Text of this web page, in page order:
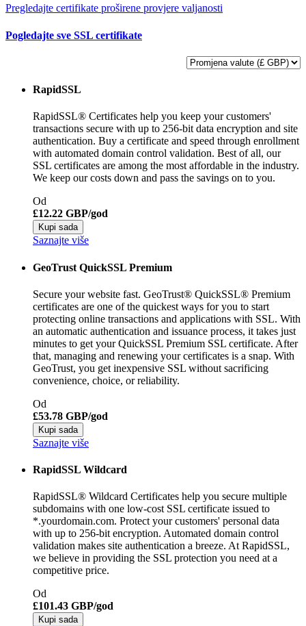
Pregledajte certifikate proširene provjere valjanosti
Pogledajte sve SSL certifikate
RapidSSL
RapidSSL® Certificates help you keep your customers'
transactions secure with up to 256-bit data encryption and site
authentication. Buy a certificate and speed through enrollment
with automated domain control validation. Best of all, our
SSL certificates are among the most affordable in the industry.
We keep our costs down and pass the savings on to you.
Od
£12.22 GBP/god
Kupi sada
Saznajte više
GeoTrust QuickSSL Premium
Secure your website fast. GeoTrust® QuickSSL® Premium
certificates are one of the quickest ways for you to start
protecting online transactions and applications with SSL. With
an automatic authentication and issuance process, it takes just
minutes to get your QuickSSL Premium SSL certificate. After
that, managing and renewing your certificates is a snap. With
GeoTrust, you get inexpensive SSL without sacrificing
convenience, choice, or reliability.
Od
£53.78 GBP/god
Kupi sada
Saznajte više
RapidSSL Wildcard
RapidSSL® Wildcard Certificates help you secure multiple
subdomains with one low-cost SSL certificate issued to
*.yourdomain.com. Protect your customers' personal data
with up to 256-bit encryption. Automated domain control
validation makes site authentication a breeze. At RapidSSL,
we believe in providing the SSL protection you need at a
competitive price.
Od
£101.43 GBP/god
Kupi sada